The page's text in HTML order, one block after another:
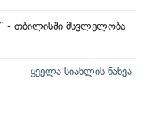
- თბილისში მსვლელობა
ყველა სიახლის ნახვა